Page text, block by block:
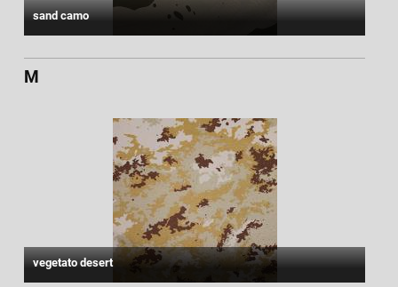
sand camo
M
vegetato desert